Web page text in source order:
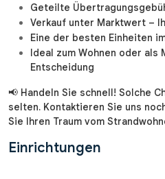
Geteilte
Verkauf unter Marktwert –
Eine der besten Einheiten
Ideal zum Wohnen oder
Entscheidung
📢 Handeln Sie schnell! Solche
selten. Kontaktieren Sie uns
Sie Ihren Traum vom
Einrichtungen